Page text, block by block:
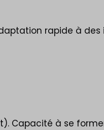
rapide à des
Capacité à se